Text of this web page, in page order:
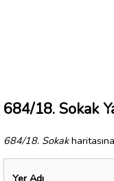
684/18. Sokak
684/18. Sokak